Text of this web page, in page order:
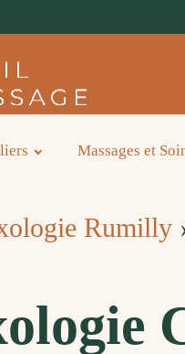
Massages et
Rumilly